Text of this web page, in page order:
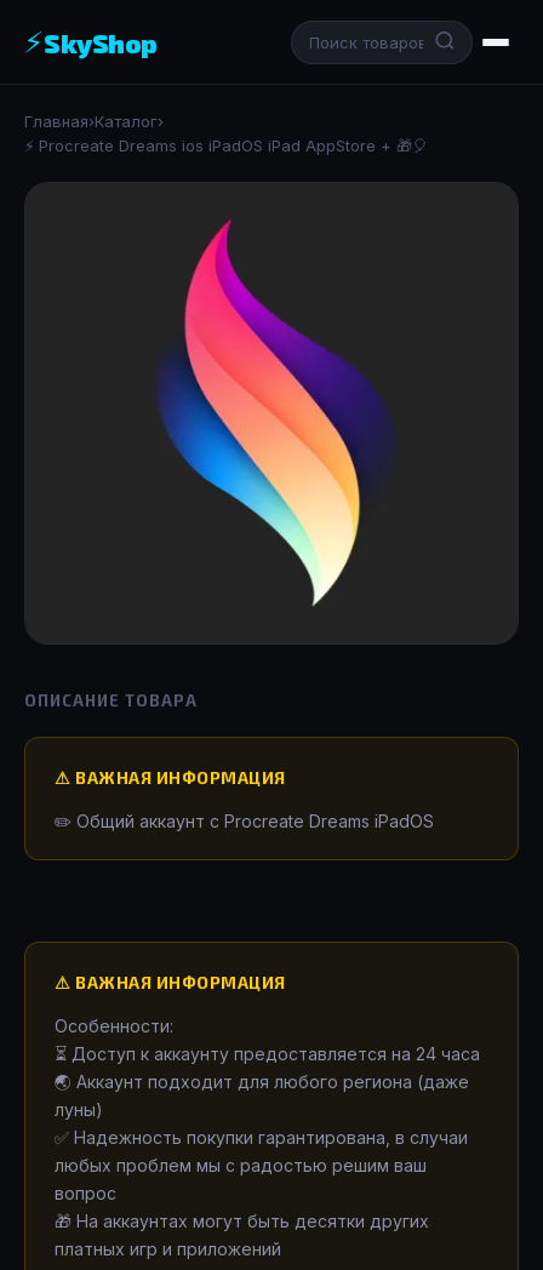
⚡SkyShop
Главная›Каталог›
⚡️ Procreate Dreams ios iPadOS iPad AppStore + 🎁🎈
ОПИСАНИЕ ТОВАРА
⚠ ВАЖНАЯ ИНФОРМАЦИЯ
✏️ Общий аккаунт с Procreate Dreams iPadOS
⚠ ВАЖНАЯ ИНФОРМАЦИЯ
Особенности:
⏳ Доступ к аккаунту предоставляется на 24 часа
🌏 Аккаунт подходит для любого региона (даже
луны)
✅ Надежность покупки гарантирована, в случаи
любых проблем мы с радостью решим ваш
вопрос
🎁 На аккаунтах могут быть десятки других
платных игр и приложений